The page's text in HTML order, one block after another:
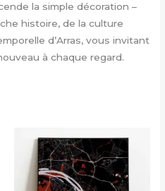
la simple décoration –
histoire, de la culture
d’Arras, vous invitant
à chaque regard.